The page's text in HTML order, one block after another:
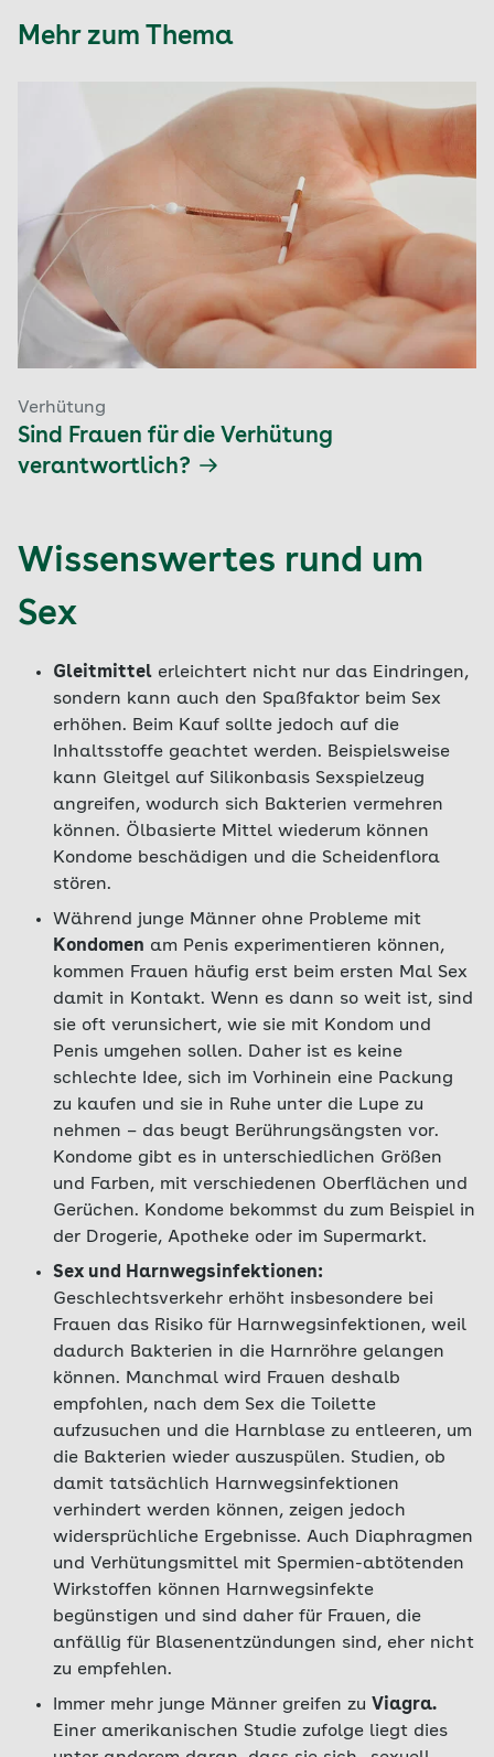
Mehr zum Thema
Verhütung
Sind Frauen für die Verhütung
verantwortlich?
Wissenswertes rund um
Sex
Gleitmittel erleichtert nicht nur das Eindringen,
sondern kann auch den Spaßfaktor beim Sex
erhöhen. Beim Kauf sollte jedoch auf die
Inhaltsstoffe geachtet werden. Beispielsweise
kann Gleitgel auf Silikonbasis Sexspielzeug
angreifen, wodurch sich Bakterien vermehren
können. Ölbasierte Mittel wiederum können
Kondome beschädigen und die Scheidenflora
stören.
Während junge Männer ohne Probleme mit
Kondomen am Penis experimentieren können,
kommen Frauen häufig erst beim ersten Mal Sex
damit in Kontakt. Wenn es dann so weit ist, sind
sie oft verunsichert, wie sie mit Kondom und
Penis umgehen sollen. Daher ist es keine
schlechte Idee, sich im Vorhinein eine Packung
zu kaufen und sie in Ruhe unter die Lupe zu
nehmen – das beugt Berührungsängsten vor.
Kondome gibt es in unterschiedlichen Größen
und Farben, mit verschiedenen Oberflächen und
Gerüchen. Kondome bekommst du zum Beispiel in
der Drogerie, Apotheke oder im Supermarkt.
Sex und Harnwegsinfektionen:
Geschlechtsverkehr erhöht insbesondere bei
Frauen das Risiko für Harnwegsinfektionen, weil
dadurch Bakterien in die Harnröhre gelangen
können. Manchmal wird Frauen deshalb
empfohlen, nach dem Sex die Toilette
aufzusuchen und die Harnblase zu entleeren, um
die Bakterien wieder auszuspülen. Studien, ob
damit tatsächlich Harnwegsinfektionen
verhindert werden können, zeigen jedoch
widersprüchliche Ergebnisse. Auch Diaphragmen
und Verhütungsmittel mit Spermien-abtötenden
Wirkstoffen können Harnwegsinfekte
begünstigen und sind daher für Frauen, die
anfällig für Blasenentzündungen sind, eher nicht
zu empfehlen.
Immer mehr junge Männer greifen zu Viagra.
Einer amerikanischen Studie zufolge liegt dies